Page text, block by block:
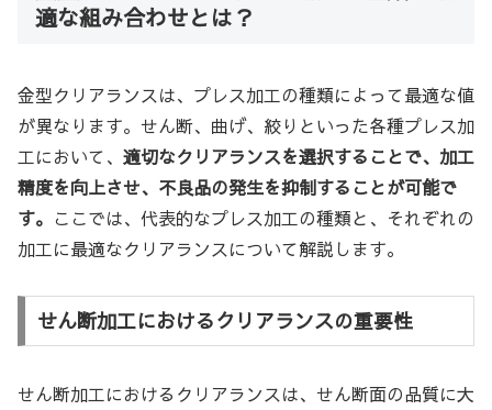
適な組み合わせとは？
金型クリアランスは、プレス加工の種類によって最適な値
が異なります。せん断、曲げ、絞りといった各種プレス加
工において、 適切なクリアランスを選択することで、加工
精度を向上させ、不良品の発生を抑制することが可能で
す。 ここでは、代表的なプレス加工の種類と、それぞれの
加工に最適なクリアランスについて解説します。
せん断加工におけるクリアランスの重要性
せん断加工におけるクリアランスは、せん断面の品質に大